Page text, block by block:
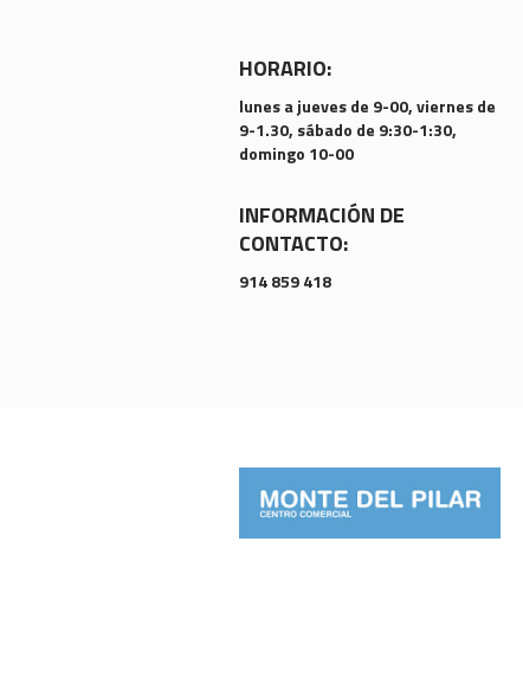
HORARIO:
lunes a jueves de 9-00, viernes de
9-1.30, sábado de 9:30-1:30,
domingo 10-00
INFORMACIÓN DE
CONTACTO:
914 859 418